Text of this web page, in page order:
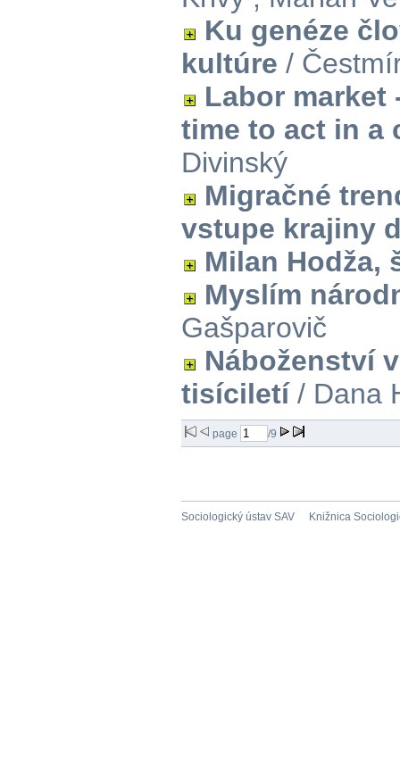
Ku genéze
kultúre /
Labor market
time to act in a
Divinský
Migračné
vstupe krajiny
Milan Hodža,
Myslím
Gašparovič
Náboženství
tisíciletí/ Dana
page /9
Sociologický ústav SAV Knižnica